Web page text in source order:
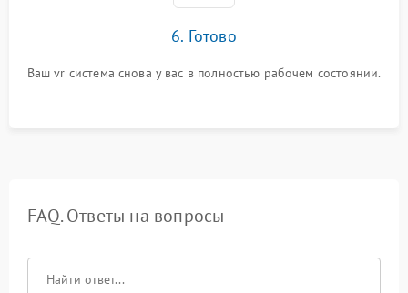
6. Готово
Ваш vr система снова у вас в полностью рабочем состоянии.
FAQ. Ответы на вопросы